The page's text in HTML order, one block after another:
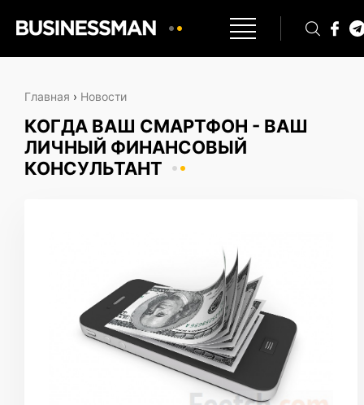
Главная › Новости
КОГДА ВАШ СМАРТФОН - ВАШ
ЛИЧНЫЙ ФИНАНСОВЫЙ
КОНСУЛЬТАНТ